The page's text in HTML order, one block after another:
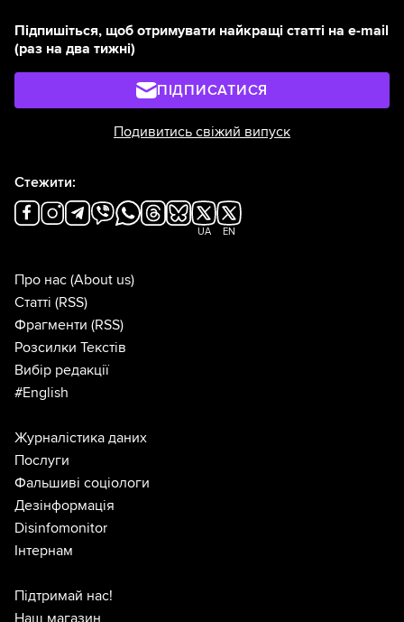
Підпишіться, щоб отримувати найкращі статті на e-mail
(раз на два тижні)
ПІДПИСАТИСЯ
Подивитись свіжий випуск
Стежити:
UA EN
Про нас (About us)
Статті (RSS)
Фрагменти (RSS)
Розсилки Текстів
Вибір редакції
#English
Журналістика даних
Послуги
Фальшиві соціологи
Дезінформація
Disinfomonitor
Інтернам
Підтримай нас!
Наш магазин